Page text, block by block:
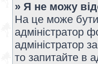
» Я не можу
На це може бути
адміністратор
адміністратор
то запитайте в